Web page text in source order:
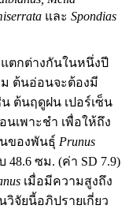
และ Spondias
ตกต่างกันในหนึ่งปี
ต้นอ่อนจะต้องมี
ต้นฤดูฝน เปอร์เซ็น
นเพาะชำ เพื่อให้ถึง
ของพันธุ์ Prunus
48.6 ซม. (ค่า SD 7.9)
เมื่อมีความสูงถึง
วิจัยนี้อภิปรายเกี่ยว